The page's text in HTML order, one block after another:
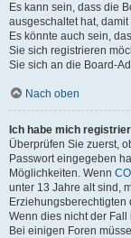
Es kann sein, dass die
ausgeschaltet hat,
Es könnte auch sein,
Sie sich registrieren
Sie sich an die Board-
Nach oben
Ich habe mich
Überprüfen Sie zuerst,
Passwort eingegeben
Möglichkeiten. Wenn
unter 13 Jahre alt sind,
Wenn dies nicht der
Bei einigen Foren